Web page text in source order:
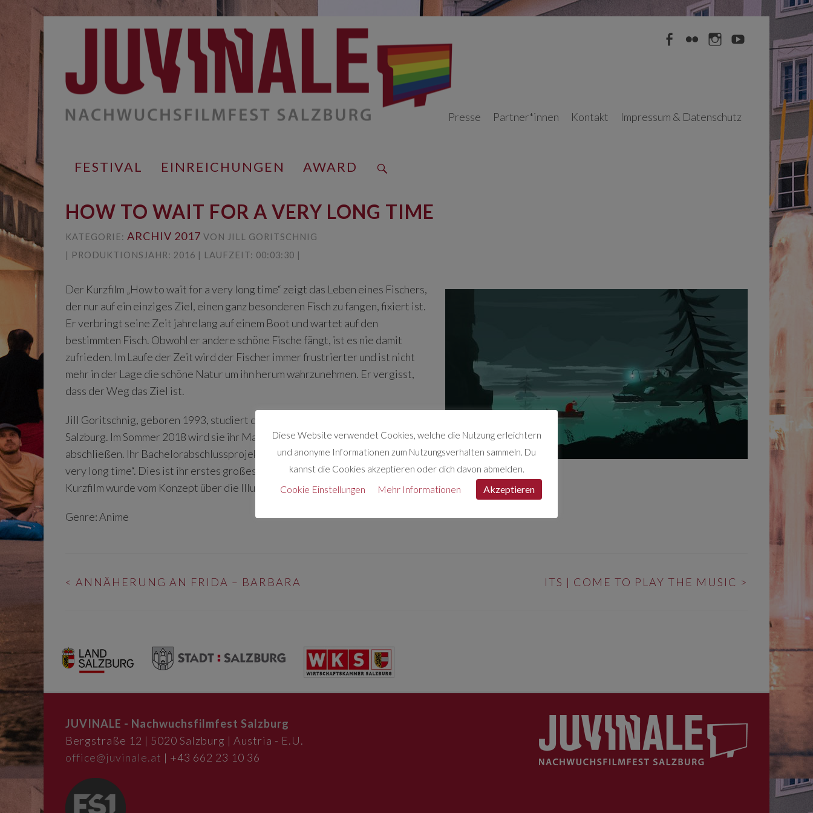
Inhalt
YouTube
Presse Partner*innen Kontakt Impressum & Datenschutz
FESTIVAL EINREICHUNGEN AWARD
HOW TO WAIT FOR A VERY LONG TIME
KATEGORIE: ARCHIV 2017 VON JILL GORITSCHNIG
| PRODUKTIONSJAHR: 2016 | LAUFZEIT: 00:03:30 |
Der Kurzfilm „How to wait for a very long time“ zeigt das Leben eines Fischers,
der nur auf ein einziges Ziel, einen ganz besonderen Fisch zu fangen, fixiert ist.
Er verbringt seine Zeit jahrelang auf einem Boot und wartet auf den
bestimmten Fisch. Obwohl er andere schöne Fische fängt, ist es nie damit
zufrieden. Im Laufe der Zeit wird der Fischer immer frustrierter und ist nicht
mehr in der Lage die schöne Natur um ihn herum wahrzunehmen. Er vergisst,
dass der Weg das Ziel ist.
Jill Goritschnig, geboren 1993, studiert derzeit an der Fachhochschule
Salzburg. Im Sommer 2018 wird sie ihr Masterstudium in MultiMediaArt
abschließen. Ihr Bachelorabschlussprojekt ist der Kurzfilm „How to wait for a
very long time“. Dies ist ihr erstes großes Animationsprojekt. Der gesamte
Kurzfilm wurde vom Konzept über die Illustrationen bis zur Animation von ihr umgesetzt.
Genre: Anime
BEITRAGS-
< ANNÄHERUNG AN FRIDA – BARBARA ITS | COME TO PLAY THE MUSIC >
JUVINALE - Nachwuchsfilmfest Salzburg
Bergstraße 12 | 5020 Salzburg | Austria - E.U.
office@juvinale.at | +43 662 23 10 36
Diese Website verwendet Cookies, welche die Nutzung erleichtern
und anonyme Informationen zum Nutzungsverhalten sammeln. Du
kannst die Cookies akzeptieren oder dich davon abmelden.
Cookie Einstellungen Mehr Informationen Akzeptieren